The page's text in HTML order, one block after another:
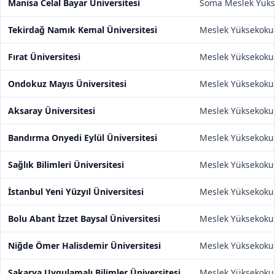
Manisa Celal Bayar Üniversitesi Soma Meslek
Tekirdağ Namık Kemal Üniversitesi Meslek
Fırat Üniversitesi Meslek
Ondokuz Mayıs Üniversitesi Meslek
Aksaray Üniversitesi Meslek
Bandırma Onyedi Eylül Üniversitesi Meslek
Sağlık Bilimleri Üniversitesi Meslek
İstanbul Yeni Yüzyıl Üniversitesi Meslek
Bolu Abant İzzet Baysal Üniversitesi Meslek
Niğde Ömer Halisdemir Üniversitesi Meslek